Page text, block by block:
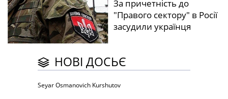
За причетність до
"Правого сектору" в Росії
засудили українця
НОВІ ДОСЬЄ
Seyar Osmanovich Kurshutov